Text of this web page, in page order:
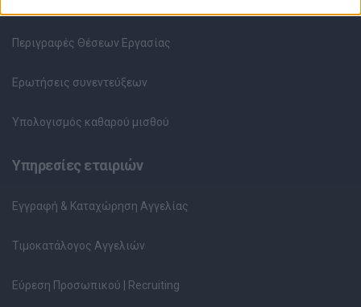
Περιγραφές Θέσεων Εργασίας
Ερωτήσεις συνεντεύξεων
Υπολογισμός καθαρού μισθού
Υπηρεσίες εταιριών
Εγγραφή & Καταχώρηση Αγγελίας
Τιμοκατάλογος Αγγελιών
Εύρεση Προσωπικού | Recruiting